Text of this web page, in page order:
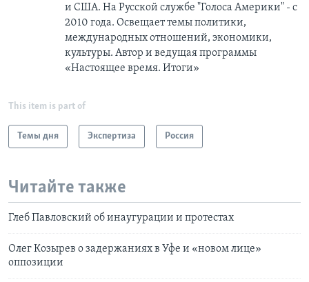
и США. На Русской службе "Голоса Америки" - с
2010 года. Освещает темы политики,
международных отношений, экономики,
культуры. Автор и ведущая программы
«Настоящее время. Итоги»
This item is part of
Темы дня Экспертиза Россия
Читайте также
Глеб Павловский об инаугурации и протестах
Олег Козырев о задержаниях в Уфе и «новом лице»
оппозиции